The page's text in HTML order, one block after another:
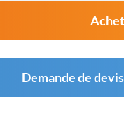
Demande de devis